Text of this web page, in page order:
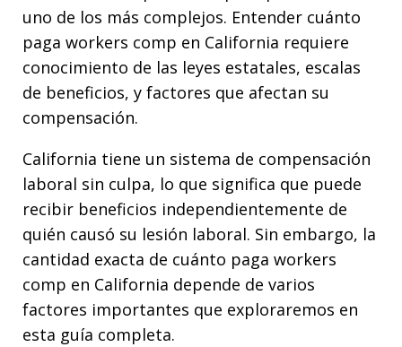
uno de los más complejos. Entender cuánto
paga workers comp en California requiere
conocimiento de las leyes estatales, escalas
de beneficios, y factores que afectan su
compensación.
California tiene un sistema de compensación
laboral sin culpa, lo que significa que puede
recibir beneficios independientemente de
quién causó su lesión laboral. Sin embargo, la
cantidad exacta de cuánto paga workers
comp en California depende de varios
factores importantes que exploraremos en
esta guía completa.